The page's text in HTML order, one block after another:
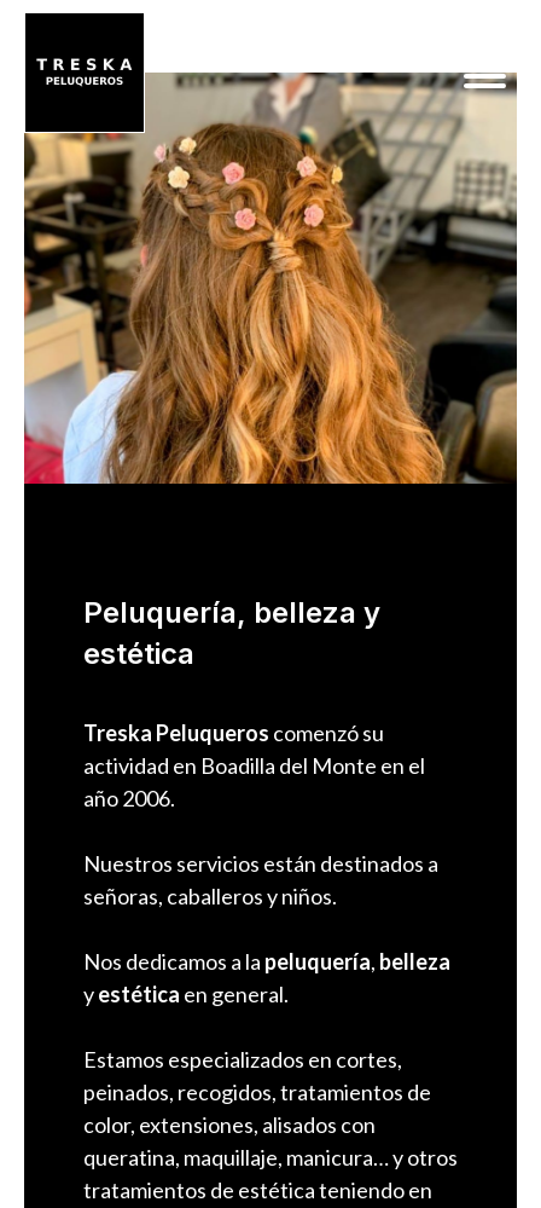
Peluquería, belleza y
estética
Treska Peluqueros comenzó su
actividad en Boadilla del Monte en el
año 2006.
Nuestros servicios están destinados a
señoras, caballeros y niños.
Nos dedicamos a la peluquería, belleza
yestética en general.
Estamos especializados en cortes,
peinados, recogidos, tratamientos de
color, extensiones, alisados con
queratina, maquillaje, manicura… y otros
tratamientos de estética teniendo en